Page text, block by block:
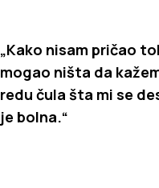
„Kako nisam pričao
mogao ništa da
redu čula šta mi se
je bolna.“